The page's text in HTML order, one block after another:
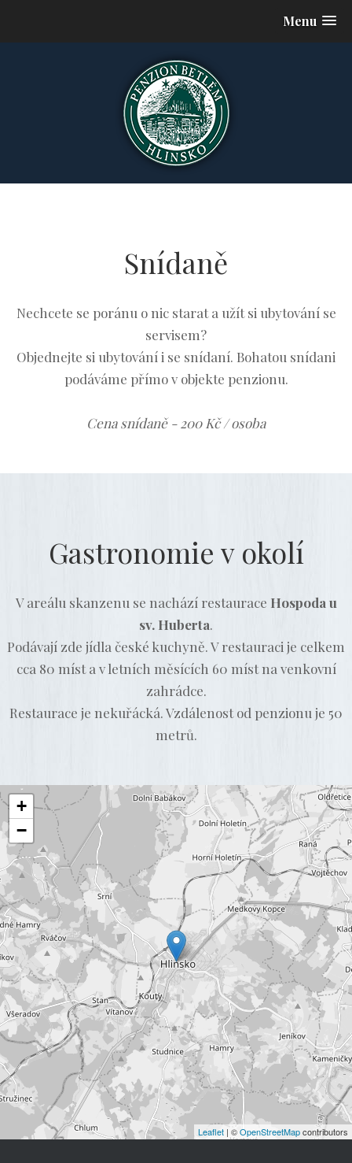
Menu
Snídaně
Nechcete se poránu o nic starat a užít si ubytování se
servisem?
Objednejte si ubytování i se snídaní. Bohatou snídani
podáváme přímo v objekte penzionu.
Cena snídaně - 200 Kč / osoba
Gastronomie v okolí
V areálu skanzenu se nachází restaurace Hospoda u
sv. Huberta.
Podávají zde jídla české kuchyně. V restauraci je celkem
cca 80 míst a v letních měsících 60 míst na venkovní
zahrádce.
Restaurace je nekuřácká. Vzdálenost od penzionu je 50
metrů.
+
−
Leaflet | ©OpenStreetMapcontributors